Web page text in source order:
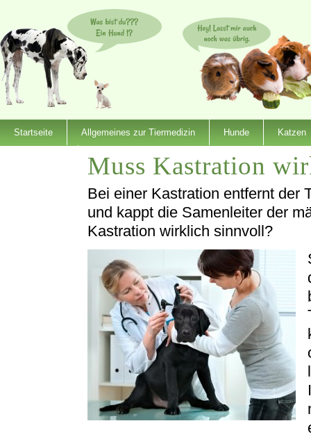
Startseite Allgemeines zur Tiermedizin Hunde Katzen
Muss Kastration
Bei einer Kastration entfernt der
und kappt die Samenleiter der
Kastration wirklich sinnvoll?